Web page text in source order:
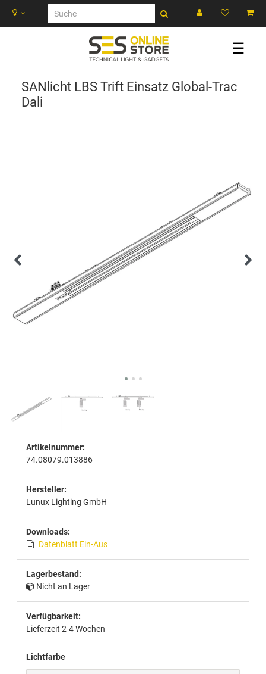
☰
SANlicht LBS Trift Einsatz Global-Trac
Dali
Artikelnummer:
74.08079.013886
Hersteller:
Lunux Lighting GmbH
Downloads:
Datenblatt Ein-Aus
Lagerbestand:
Nicht an Lager
Verfügbarkeit:
Lieferzeit 2-4 Wochen
Lichtfarbe